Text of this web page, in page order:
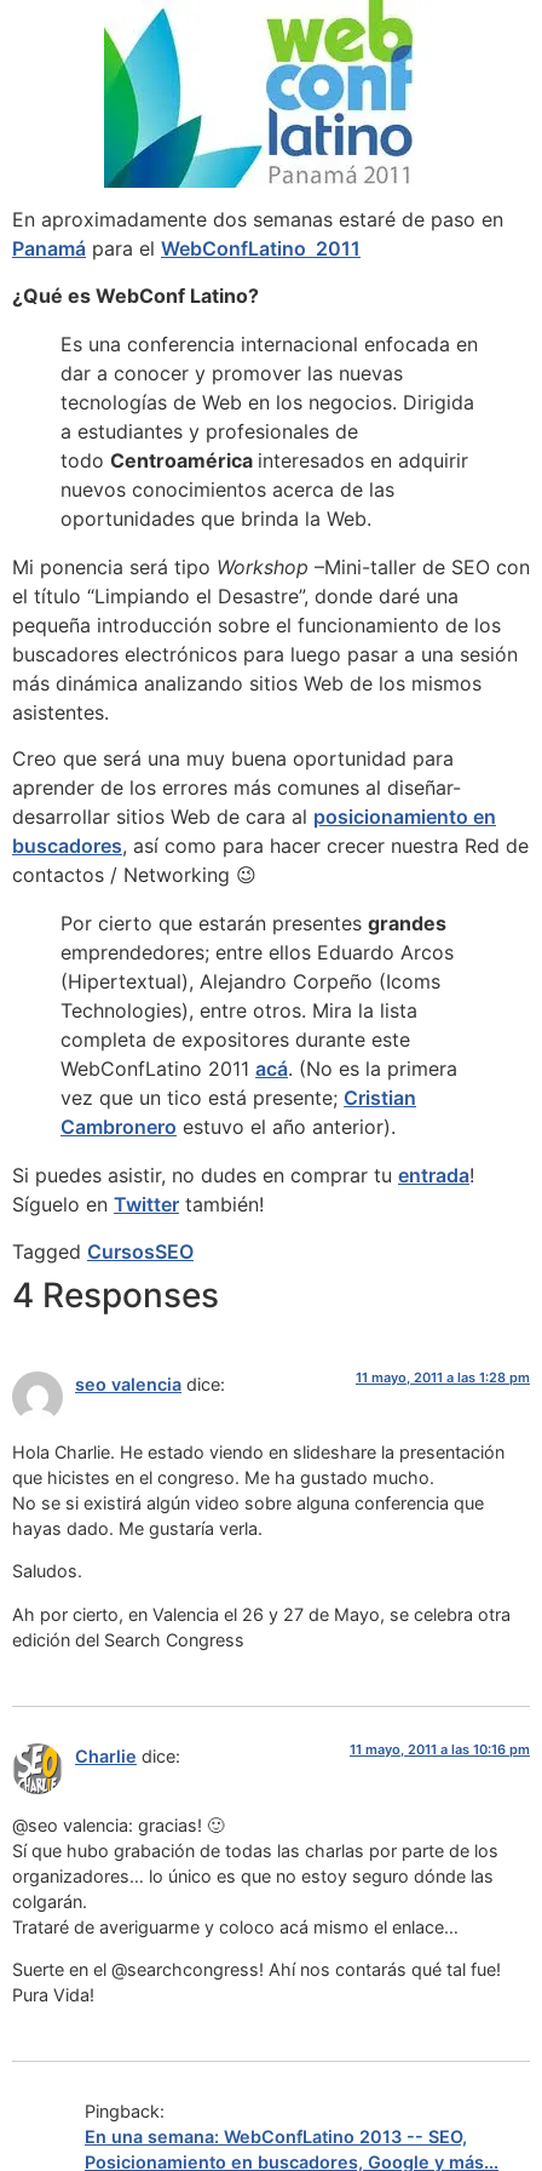
En aproximadamente dos semanas estaré de paso en
Panamá para el WebConfLatino 2011
¿Qué es WebConf Latino?
Es una conferencia internacional enfocada en
dar a conocer y promover las nuevas
tecnologías de Web en los negocios. Dirigida
a estudiantes y profesionales de
todo Centroamérica interesados en adquirir
nuevos conocimientos acerca de las
oportunidades que brinda la Web.
Mi ponencia será tipo Workshop –Mini-taller de SEO con
el título “Limpiando el Desastre”, donde daré una
pequeña introducción sobre el funcionamiento de los
buscadores electrónicos para luego pasar a una sesión
más dinámica analizando sitios Web de los mismos
asistentes.
Creo que será una muy buena oportunidad para
aprender de los errores más comunes al diseñar-
desarrollar sitios Web de cara al posicionamiento en
buscadores, así como para hacer crecer nuestra Red de
contactos / Networking 😉
Por cierto que estarán presentes grandes
emprendedores; entre ellos Eduardo Arcos
(Hipertextual), Alejandro Corpeño (Icoms
Technologies), entre otros. Mira la lista
completa de expositores durante este
WebConfLatino 2011 acá. (No es la primera
vez que un tico está presente; Cristian
Cambronero estuvo el año anterior).
Si puedes asistir, no dudes en comprar tu entrada!
Síguelo en Twitter también!
Tagged CursosSEO
4 Responses
seo valencia dice: 11 mayo, 2011 a las 1:28 pm
Hola Charlie. He estado viendo en slideshare la presentación
que hicistes en el congreso. Me ha gustado mucho.
No se si existirá algún video sobre alguna conferencia que
hayas dado. Me gustaría verla.
Saludos.
Ah por cierto, en Valencia el 26 y 27 de Mayo, se celebra otra
edición del Search Congress
Charlie dice: 11 mayo, 2011 a las 10:16 pm
@seo valencia: gracias! 🙂
Sí que hubo grabación de todas las charlas por parte de los
organizadores… lo único es que no estoy seguro dónde las
colgarán.
Trataré de averiguarme y coloco acá mismo el enlace…
Suerte en el @searchcongress! Ahí nos contarás qué tal fue!
Pura Vida!
Pingback:
En una semana: WebConfLatino 2013 -- SEO,
Posicionamiento en buscadores, Google y más...